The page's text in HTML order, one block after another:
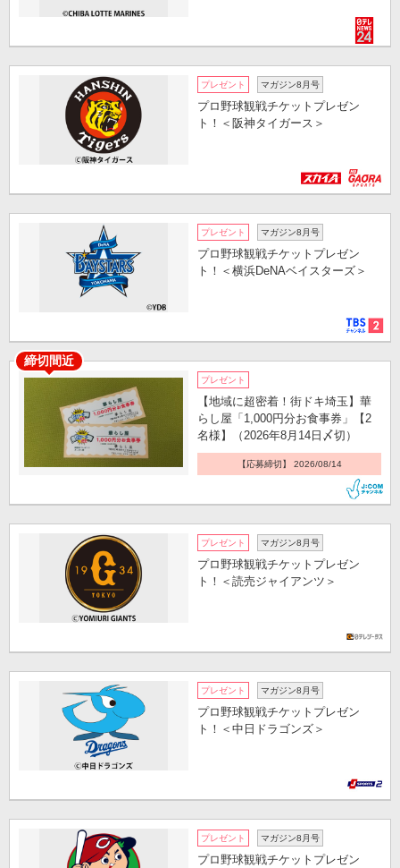
プレゼント マガジン8月号
プロ野球観戦チケットプレゼン
ト！＜阪神タイガース＞
プレゼント マガジン8月号
プロ野球観戦チケットプレゼン
ト！＜横浜DeNAベイスターズ＞
締切間近
プレゼント
【地域に超密着！街ドキ埼玉】華
らし屋「1,000円分お食事券」【2
名様】（2026年8月14日〆切）
【応募締切】 2026/08/14
プレゼント マガジン8月号
プロ野球観戦チケットプレゼン
ト！＜読売ジャイアンツ＞
プレゼント マガジン8月号
プロ野球観戦チケットプレゼン
ト！＜中日ドラゴンズ＞
プレゼント マガジン8月号
プロ野球観戦チケットプレゼン